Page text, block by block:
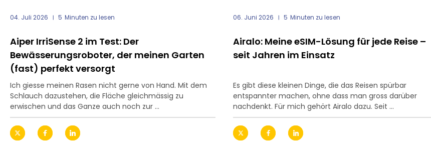
04. Juli 2026 5 Minuten zu lesen
Aiper IrriSense 2 im Test: Der
Bewässerungsroboter, der meinen Garten
(fast) perfekt versorgt
Ich giesse meinen Rasen nicht gerne von Hand. Mit dem
Schlauch dazustehen, die Fläche gleichmässig zu
erwischen und das Ganze auch noch zur ...
06. Juni 2026 5 Minuten zu lesen
Airalo: Meine eSIM-Lösung für jede Reise –
seit Jahren im Einsatz
Es gibt diese kleinen Dinge, die das Reisen spürbar
entspannter machen, ohne dass man gross darüber
nachdenkt. Für mich gehört Airalo dazu. Seit ...